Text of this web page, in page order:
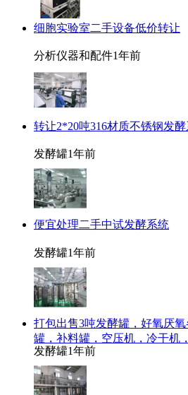
细胞实验室二手设备低价转让
分析仪器和配件1年前
转让2*20吨316材质不锈钢发
发酵罐1年前
便宜处理二手中试发酵系统
发酵罐1年前
打包出售3吨发酵罐，好氧厌
罐，补料罐，空压机，冷干机
发酵罐1年前